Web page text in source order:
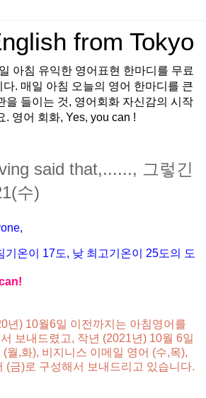
from Tokyo
아침 유익한 영어표현 한마디를 무료
. 매일 아침 오늘의 영어 한마디를 큰
을 들이는 것, 영어회화 자신감의 시작
. 영어 회화, Yes, you can !
said that,......, 그렇긴
수)
기온이 17도, 낮 최고기온이
25도의 도
년) 10월6일 이전까지는 아침영어를
보내드렸고, 작년 (2021년) 10월 6일
월,화), 비지니스 이메일 영어 (수,목),
(금)로 구성해서 보내드리고 있습니다.